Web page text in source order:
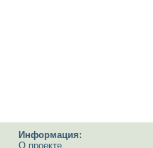
Информация:
О проекте